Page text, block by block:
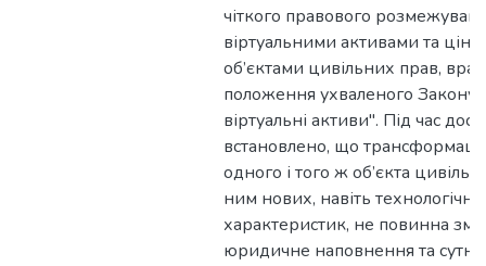
чіткого правового
віртуальними активами та
об’єктами цивільних прав,
положення ухваленого Закону
віртуальні активи". Під час
встановлено, що
одного і того ж об’єкта
ним нових, навіть
характеристик, не повинна
юридичне наповнення та